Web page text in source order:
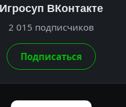
Игросуп ВКонтакте
2 015 подписчиков
Подписаться